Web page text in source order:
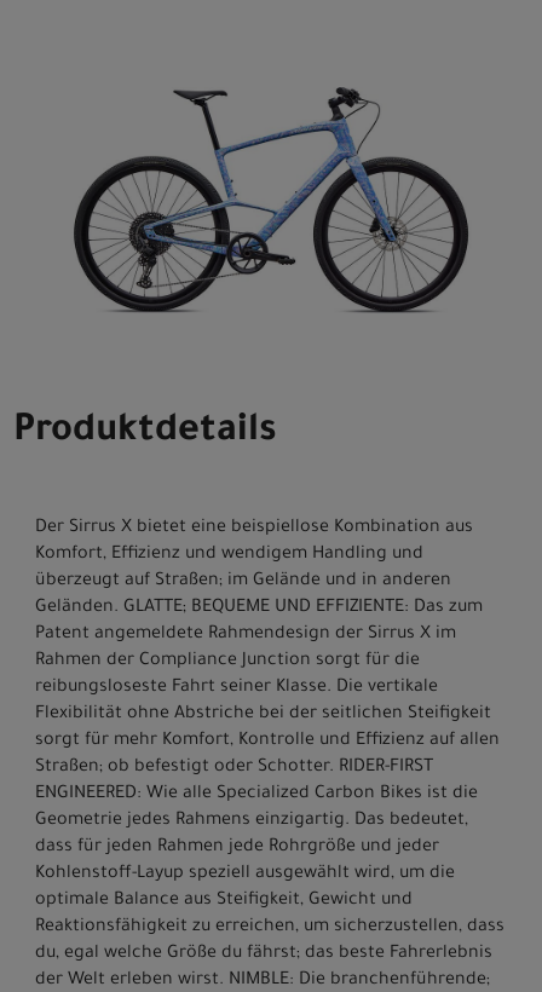
Produktdetails
Der Sirrus X bietet eine beispiellose Kombination aus
Komfort, Effizienz und wendigem Handling und
überzeugt auf Straßen; im Gelände und in anderen
Geländen. GLATTE; BEQUEME UND EFFIZIENTE: Das zum
Patent angemeldete Rahmendesign der Sirrus X im
Rahmen der Compliance Junction sorgt für die
reibungsloseste Fahrt seiner Klasse. Die vertikale
Flexibilität ohne Abstriche bei der seitlichen Steifigkeit
sorgt für mehr Komfort, Kontrolle und Effizienz auf allen
Straßen; ob befestigt oder Schotter. RIDER-FIRST
ENGINEERED: Wie alle Specialized Carbon Bikes ist die
Geometrie jedes Rahmens einzigartig. Das bedeutet,
dass für jeden Rahmen jede Rohrgröße und jeder
Kohlenstoff-Layup speziell ausgewählt wird, um die
optimale Balance aus Steifigkeit, Gewicht und
Reaktionsfähigkeit zu erreichen, um sicherzustellen, dass
du, egal welche Größe du fährst; das beste Fahrerlebnis
der Welt erleben wirst. NIMBLE: Die branchenführende;